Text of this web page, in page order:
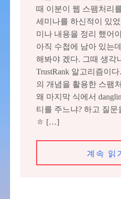
때 이분이 웹 스팸처리
세미나를 하신적이 있
미나 내용을 정리 했어
아직 수첩에 남아 있는
해봐야 겠다. 그때 생각
TrustRank 알고리즘이
의 개념을 활용한 스팸
왜 마지막 식에서
티를 주느냐? 하고 질문
ㅎ […]
계속 읽